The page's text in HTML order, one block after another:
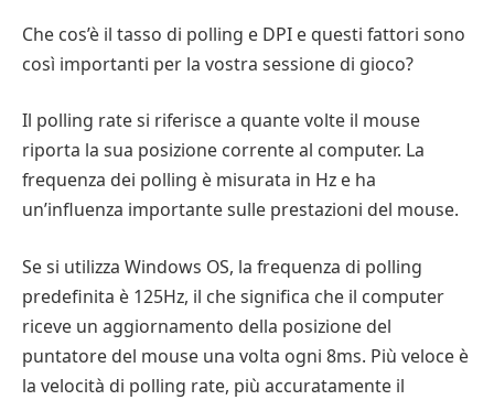
Che cos’è il tasso di polling e DPI e questi fattori sono
così importanti per la vostra sessione di gioco?
Il polling rate si riferisce a quante volte il mouse
riporta la sua posizione corrente al computer. La
frequenza dei polling è misurata in Hz e ha
un’influenza importante sulle prestazioni del mouse.
Se si utilizza Windows OS, la frequenza di polling
predefinita è 125Hz, il che significa che il computer
riceve un aggiornamento della posizione del
puntatore del mouse una volta ogni 8ms. Più veloce è
la velocità di polling rate, più accuratamente il